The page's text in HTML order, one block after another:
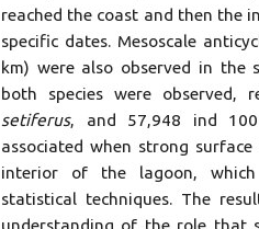
reached the coast and then the
specific dates. Mesoscale
km) were also observed in the
both species were observed,
setiferus, and 57,948 ind
associated when strong
interior of the lagoon,
statistical techniques. The
understanding of the role that